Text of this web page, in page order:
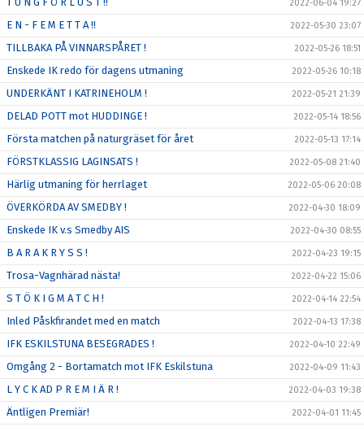
2022-06-04 19:27
E N - F E M E T T A !! 2022-05-30 23:07
TILLBAKA PÅ VINNARSPÅRET ! 2022-05-26 18:51
Enskede IK redo för dagens utmaning 2022-05-26 10:18
UNDERKÄNT I KATRINEHOLM ! 2022-05-21 21:39
DELAD POTT mot HUDDINGE ! 2022-05-14 18:56
Första matchen på naturgräset för året 2022-05-13 17:14
FÖRSTKLASSIG LAGINSATS ! 2022-05-08 21:40
Härlig utmaning för herrlaget 2022-05-06 20:08
ÖVERKÖRDA AV SMEDBY ! 2022-04-30 18:09
Enskede IK v.s Smedby AIS 2022-04-30 08:55
B A R A K R Y S S ! 2022-04-23 19:15
Trosa-Vagnhärad nästa! 2022-04-22 15:06
S T Ö K I G M A T C H ! 2022-04-14 22:54
Inled Påskfirandet med en match 2022-04-13 17:38
IFK ESKILSTUNA BESEGRADES ! 2022-04-10 22:49
Omgång 2 - Bortamatch mot IFK Eskilstuna 2022-04-09 11:43
L Y C K AD P R E M I Ä R ! 2022-04-03 19:38
Äntligen Premiär! 2022-04-01 11:45